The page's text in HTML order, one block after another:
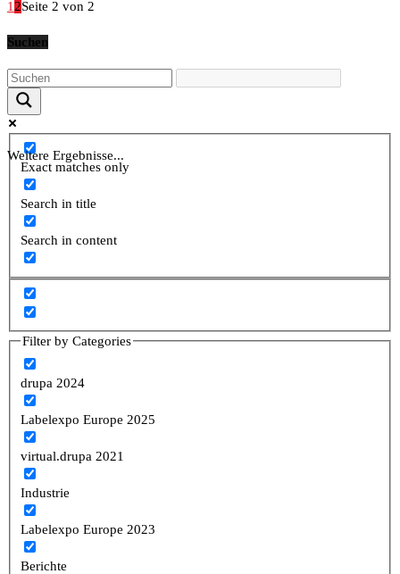
12Seite 2 von 2
Suchen
Weitere Ergebnisse...
Exact matches only
Search in title
Search in content
Filter by Categories
drupa 2024
Labelexpo Europe 2025
virtual.drupa 2021
Industrie
Labelexpo Europe 2023
Berichte